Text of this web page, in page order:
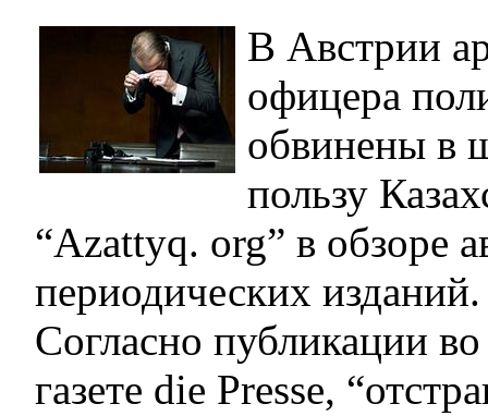
В Австрии
офицера
обвинены в
пользу
“Azattyq. оrg” в обзоре
периодических изданий.
Согласно публикации
газете die Presse,